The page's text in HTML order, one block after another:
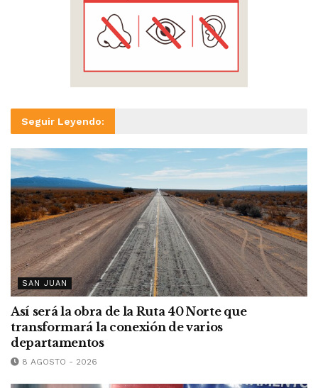
Seguir Leyendo:
SAN JUAN
Así será la obra de la Ruta 40 Norte que
transformará la conexión de varios
departamentos
8 AGOSTO - 2026